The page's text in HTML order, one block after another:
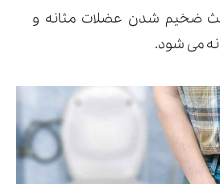
ضخیم شدن عضلات مثانه و
می شود.